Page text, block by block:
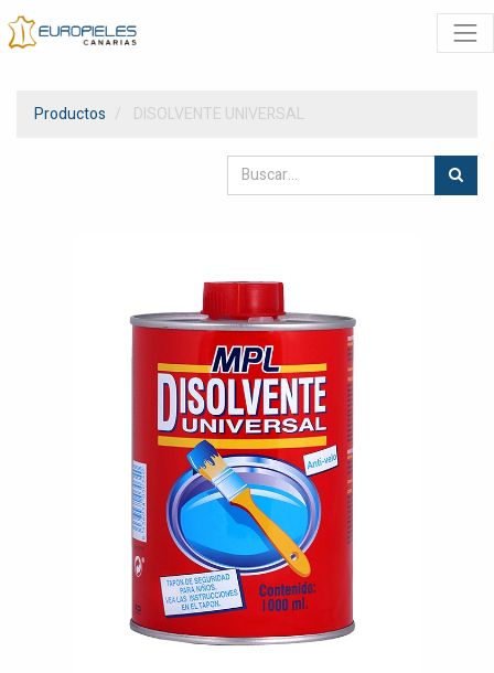
Productos DISOLVENTE UNIVERSAL